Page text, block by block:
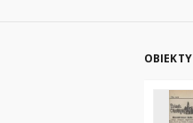
OBIEKTY